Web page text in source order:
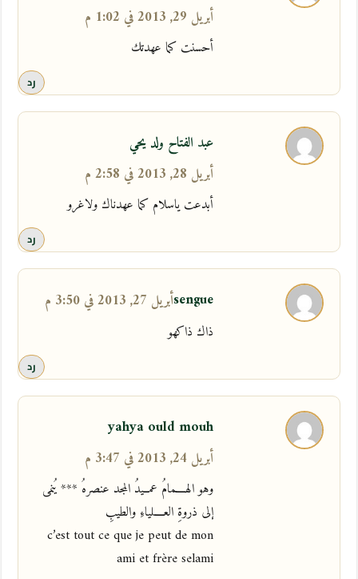
أبريل 29, 2013 في 1:02 م
أحسنت كما عهدتك
رد
عبد الفتاح ولد يحي
أبريل 28, 2013 في 2:58 م
أبدعت ياسلام كما عهدناك ولاغرو
رد
sengueأبريل 27, 2013 في 3:50 م
ذاك ذاكهو
رد
yahya ould mouh
أبريل 24, 2013 في 3:47 م
وهو الهــــمامُ عمــيدُ المجد عنصرهُ *** يُنمى
إلى ذروةِ العــــلياءِ والطيبِ
c’est tout ce que je peut de mon
ami et frère selami